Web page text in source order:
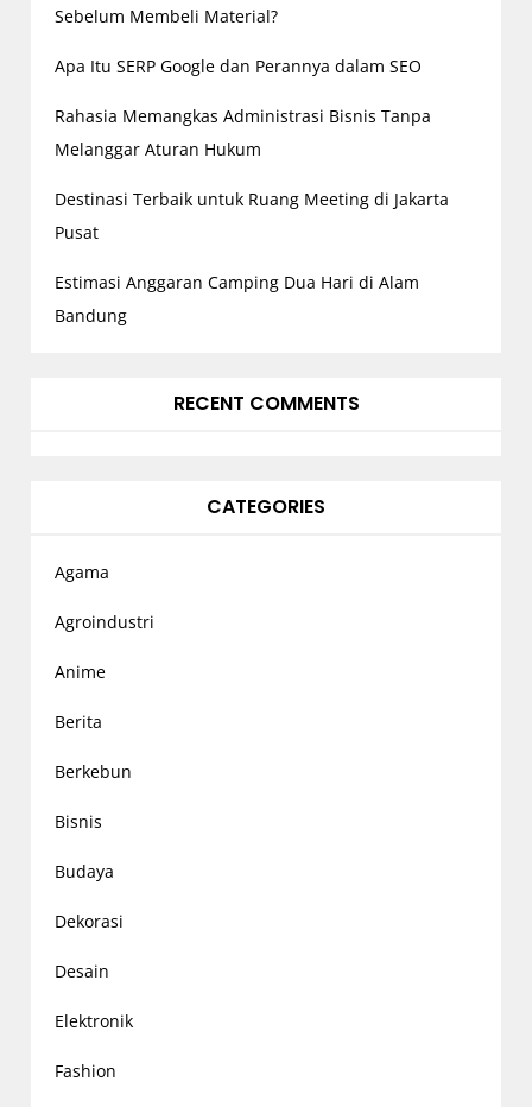
n
Sebelum Membeli Material?
Apa Itu SERP Google dan Perannya dalam SEO
Rahasia Memangkas Administrasi Bisnis Tanpa
Melanggar Aturan Hukum
Destinasi Terbaik untuk Ruang Meeting di Jakarta
Pusat
Estimasi Anggaran Camping Dua Hari di Alam
Bandung
RECENT COMMENTS
CATEGORIES
Agama
Agroindustri
Anime
Berita
Berkebun
Bisnis
Budaya
Dekorasi
Desain
Elektronik
Fashion